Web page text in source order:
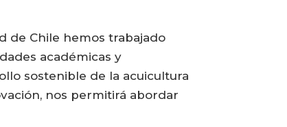
de Chile hemos trabajado
académicas y
sostenible de la acuicultura
nos permitirá abordar